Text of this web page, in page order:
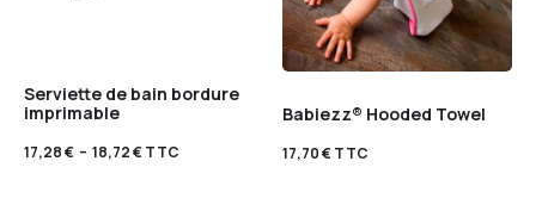
Serviette de bain bordure
imprimable
17,28€ – 18,72€TTC
Babiezz® Hooded Towel
17,70€TTC